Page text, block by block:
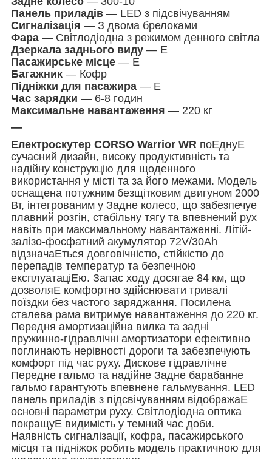
Панель приладів — LED з підсвічуванням
Сигналізація — З двома брелоками
Фара — Світлодіодна з режимом денного світла
Дзеркала заднього виду — Е
Пасажирське місце — Е
Багажник — Кофр
Підніжки для пасажира — Е
Час зарядки — 6-8 годин
Максимальне навантаження — 220 кг
—
Електроскутер CORSO Warrior WR поЕднуЕ
сучасний дизайн, високу продуктивність та
надійну конструкцію для щоденного
використання у місті та за його межами. Модель
оснащена потужним безщітковим двигуном 2000
Вт, інтегрованим у Задне колесо, що забезпечуе
плавний розгін, стабільну тягу та впевнений рух
навіть при максимальному навантаженні. Літій-
залізо-фосфатний акумулятор 72V/30Ah
відзначаЕться довговічністю, стійкістю до
перепадів температур та безпечною
експлуатаціЕю. Запас ходу досягае 84 км, що
дозволяЕ комфортно здійснювати тривалі
поїздки без частого заряджання. Посилена
сталева рама витримуе навантаження до 220 кг.
Передня амортизаційна вилка та задні
пружинно-гідравлічні амортизатори ефективно
поглинають нерівності дороги та забезпечують
комфорт під час руху. Дискове гідравлічне
Передне гальмо та надійне Задне барабанне
гальмо гарантують впевнене гальмування. LED
панель приладів з підсвічуванням відображаЕ
основні параметри руху. Світлодіодна оптика
покращуЕ видимість у темний час доби.
Наявність сигналізації, кофра, пасажирського
місця та підніжок робить модель практичною для